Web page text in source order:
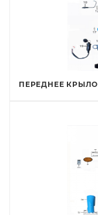
ПЕРЕДНЕЕ КРЫЛО